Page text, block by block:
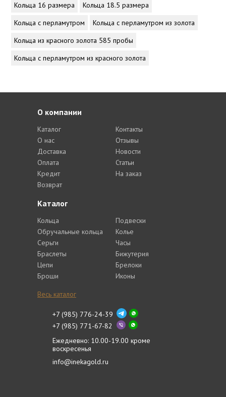
Кольца 16 размера
Кольца 18.5 размера
Кольца с перламутром
Кольца с перламутром из золота
Кольца из красного золота 585 пробы
Кольца с перламутром из красного золота
Каталог
Кольца
Обручальные кольца
Серьги
Браслеты
Цепи
Броши
Подвески
Колье
Часы
Бижутерия
Брелоки
Иконы
Весь каталог
О компании
Каталог
О нас
Доставка
Оплата
Кредит
Возврат
Контакты
Отзывы
Новости
Статьи
На заказ
+7 (985) 776-24-39
+7 (985) 771-67-82
Ежедневно: 10.00-19.00 кроме
воскресенья
info@inekagold.ru